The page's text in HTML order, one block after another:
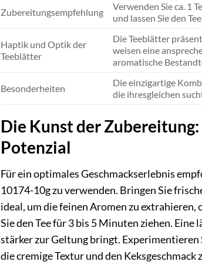
Zubereitungsempfehlung
Verwenden Sie ca. 1
und lassen Sie den
Haptik und Optik der
Teeblätter
Die Teeblätter
weisen eine
aromatische
Besonderheiten
Die einzigartige
die ihresgleichen
Die Kunst der
Potenzial
Für ein optimales Geschmackserlebnis
10174-10g zu verwenden. Bringen Sie
ideal, um die feinen Aromen zu extrahieren,
Sie den Tee für 3 bis 5 Minuten ziehen.
stärker zur Geltung bringt. Experimentieren
die cremige Textur und den